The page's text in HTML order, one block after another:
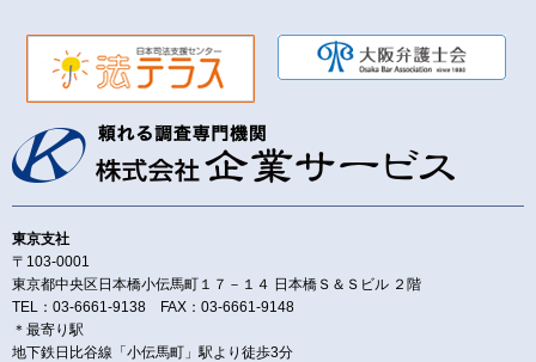
東京支社
〒103-0001
東京都中央区日本橋小伝馬町１７－１４ 日本橋Ｓ＆Ｓビル ２階
TEL：03-6661-9138 FAX：03-6661-9148
＊最寄り駅
地下鉄日比谷線「小伝馬町」駅より徒歩3分